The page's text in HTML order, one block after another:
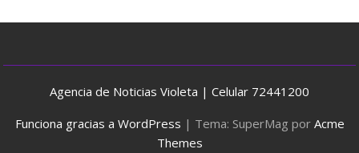
Agencia de Noticias Violeta | Celular 72441200
Funciona gracias a WordPress | Tema: SuperMag por Acme
Themes